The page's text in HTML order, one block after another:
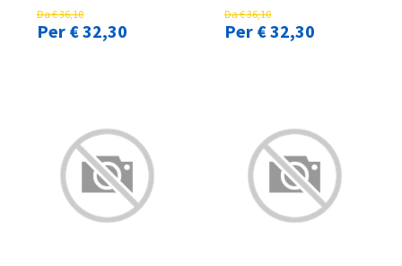
Da € 36,10
Per € 32,30
Da € 36,10
Per € 32,30